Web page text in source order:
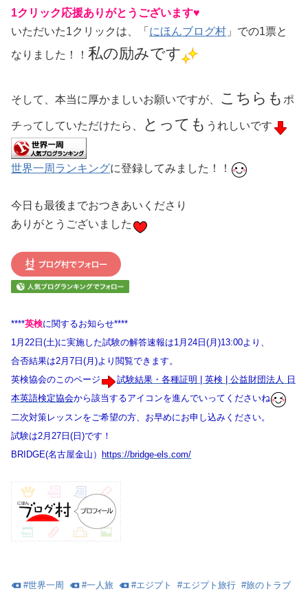
1クリック応援ありがとうございます♥
いただいた1クリックは、「 にほんブログ村 」での1票と
なりました！！ 私の励みです
そして、本当に厚かましいお願いですが、 こちらも ポ
チってしていただけたら、 とっても うれしいです
世界一周ランキングに登録してみました！！
今日も最後までおつきあいくださり
ありがとうございました
****英検に関するお知らせ****
1月22日(土)に実施した試験の解答速報は1月24日(月)13:00より、
合否結果は2月7日(月)より閲覧できます。
英検協会のこのページ
試験結果・各種証明 | 英検 | 公益財団法人 日
本英語検定協会から該当するアイコンを進んでいってくださいね
二次対策レッスンをご希望の方、お早めにお申し込みください。
試験は2月27日(日)です！
BRIDGE(名古屋金山） https://bridge-els.com/
#世界一周 #一人旅 #エジプト #エジプト旅行 #旅のトラブ